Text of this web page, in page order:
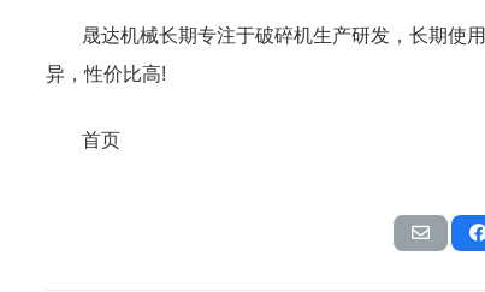
晟达机械长期专注于破碎机生产研发， 长期使用
异，性价比高!
首页